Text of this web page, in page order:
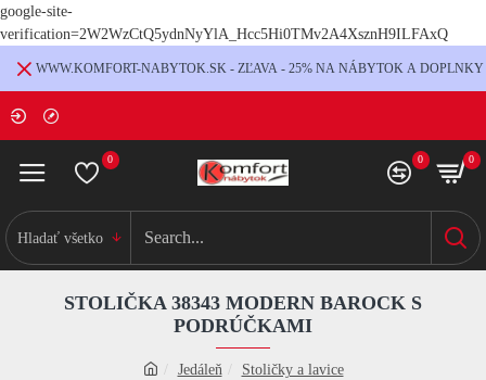
google-site-
verification=2W2WzCtQ5ydnNyYlA_Hcc5Hi0TMv2A4XsznH9ILFAxQ
WWW.KOMFORT-NABYTOK.SK - ZĽAVA - 25% NA NÁBYTOK A DOPLNKY
0 0 0
Hladať všetko
Jedáleň
Stoličky a lavice
STOLIČKA 38343 MODERN BAROCK S
PODRÚČKAMI